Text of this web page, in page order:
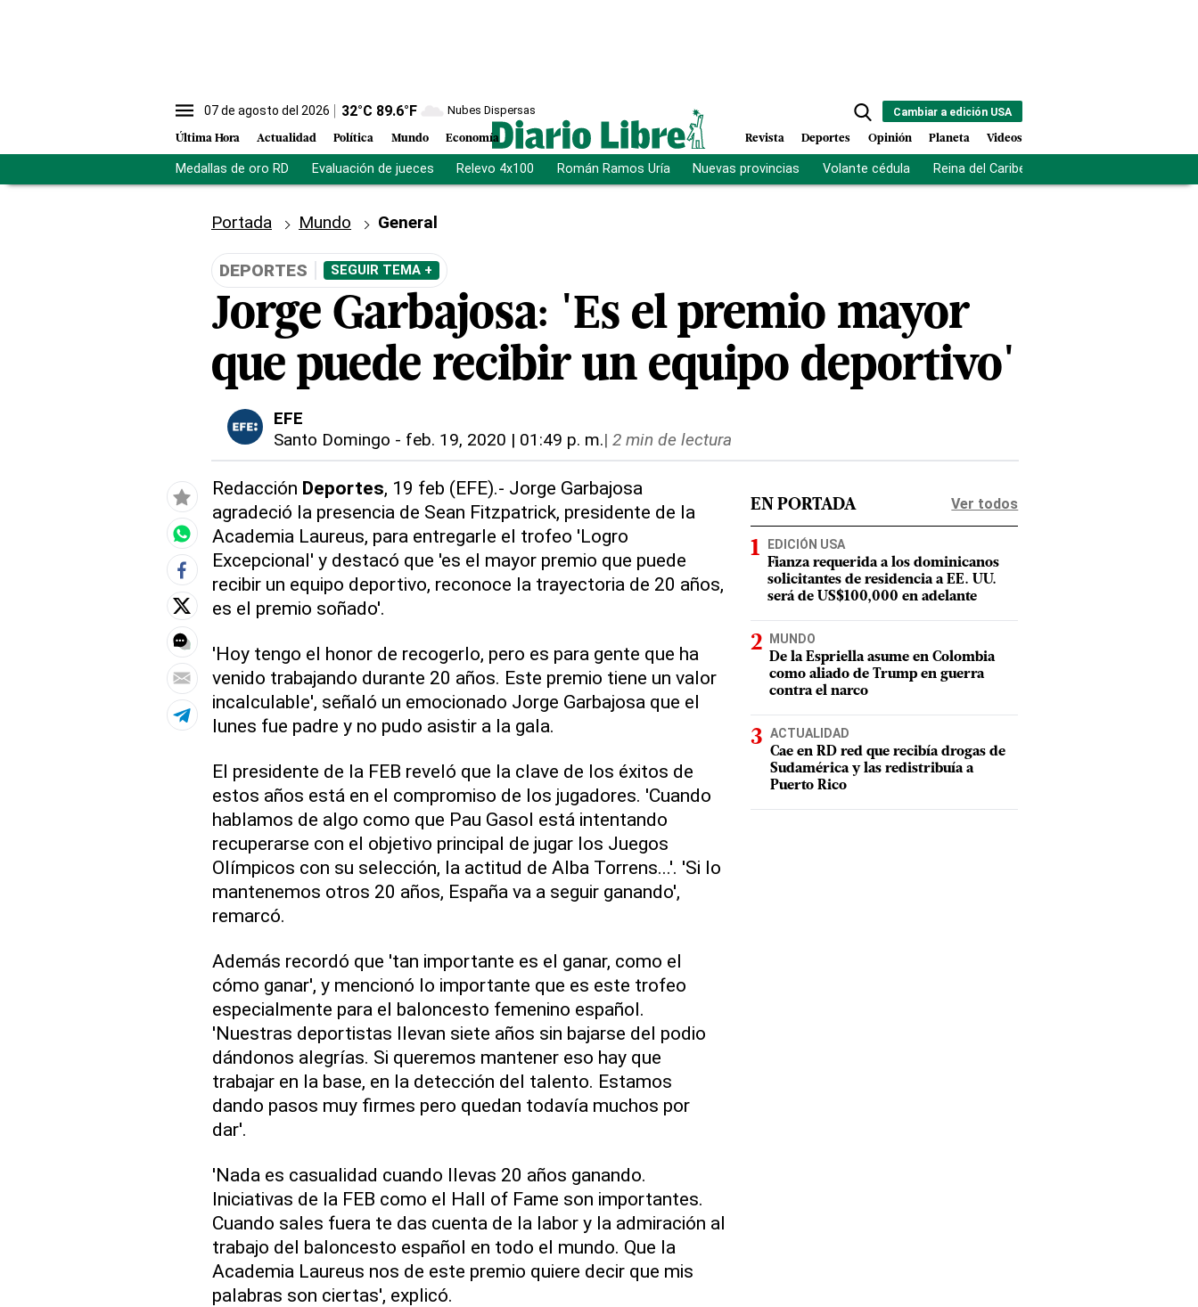
07 de agosto del 2026 32°C 89.6°F Nubes Dispersas
Última Hora Actualidad Política Mundo Economía
Cambiar a edición USA
Revista Deportes Opinión Planeta Videos
Medallas de oro RD Evaluación de jueces Relevo 4x100 Román Ramos Uría Nuevas provincias Volante cédula Reina del Caribe
Portada Mundo General
DEPORTES SEGUIR TEMA +
Jorge Garbajosa: 'Es el premio mayor
que puede recibir un equipo deportivo'
EFE
Santo Domingo - feb. 19, 2020 | 01:49 p. m.| 2 min de lectura
Redacción Deportes, 19 feb (EFE).- Jorge Garbajosa
agradeció la presencia de Sean Fitzpatrick, presidente de la
Academia Laureus, para entregarle el trofeo 'Logro
Excepcional' y destacó que 'es el mayor premio que puede
recibir un equipo deportivo, reconoce la trayectoria de 20 años,
es el premio soñado'.
'Hoy tengo el honor de recogerlo, pero es para gente que ha
venido trabajando durante 20 años. Este premio tiene un valor
incalculable', señaló un emocionado Jorge Garbajosa que el
lunes fue padre y no pudo asistir a la gala.
El presidente de la FEB reveló que la clave de los éxitos de
estos años está en el compromiso de los jugadores. 'Cuando
hablamos de algo como que Pau Gasol está intentando
recuperarse con el objetivo principal de jugar los Juegos
Olímpicos con su selección, la actitud de Alba Torrens...'. 'Si lo
mantenemos otros 20 años, España va a seguir ganando',
remarcó.
Además recordó que 'tan importante es el ganar, como el
cómo ganar', y mencionó lo importante que es este trofeo
especialmente para el baloncesto femenino español.
'Nuestras deportistas llevan siete años sin bajarse del podio
dándonos alegrías. Si queremos mantener eso hay que
trabajar en la base, en la detección del talento. Estamos
dando pasos muy firmes pero quedan todavía muchos por
dar'.
'Nada es casualidad cuando llevas 20 años ganando.
Iniciativas de la FEB como el Hall of Fame son importantes.
Cuando sales fuera te das cuenta de la labor y la admiración al
trabajo del baloncesto español en todo el mundo. Que la
Academia Laureus nos de este premio quiere decir que mis
palabras son ciertas', explicó.
EN PORTADA Ver todos
EDICIÓN USA
Fianza requerida a los dominicanos
solicitantes de residencia a EE. UU.
será de US$100,000 en adelante
MUNDO
De la Espriella asume en Colombia
como aliado de Trump en guerra
contra el narco
ACTUALIDAD
Cae en RD red que recibía drogas de
Sudamérica y las redistribuía a
Puerto Rico